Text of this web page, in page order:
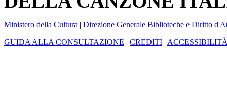
Ministero della Cultura | Direzione Generale Biblioteche e Diritto
GUIDA ALLA CONSULTAZIONE | CREDITI |